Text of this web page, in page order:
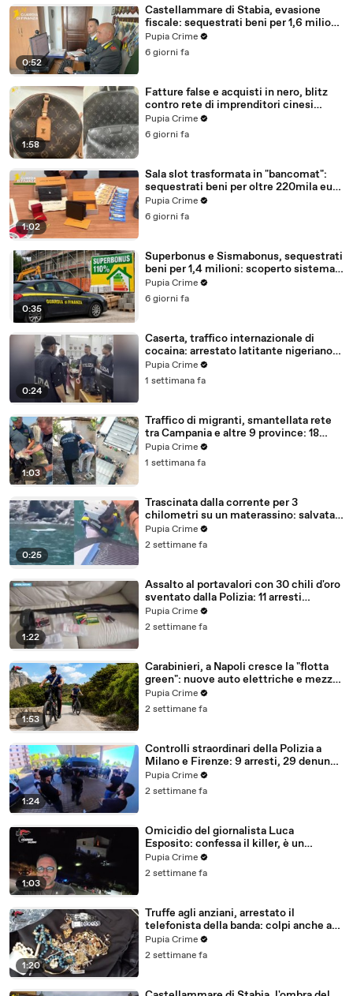
0:52
Castellammare di Stabia, evasione
fiscale: sequestrati beni per 1,6 milioni
ad un consorzio navale (29.07.26)
Pupia Crime
6 giorni fa
1:58
Fatture false e acquisti in nero, blitz
contro rete di imprenditori cinesi
sequestri per 8,5 milioni (29.07.26)
Pupia Crime
6 giorni fa
1:02
Sala slot trasformata in "bancomat":
sequestrati beni per oltre 220mila euro
a due coniugi (29.07.26)
Pupia Crime
6 giorni fa
0:35
Superbonus e Sismabonus, sequestrati
beni per 1,4 milioni: scoperto sistema
con false abitazioni (29.07.26)
Pupia Crime
6 giorni fa
0:24
Caserta, traffico internazionale di
cocaina: arrestato latitante nigeriano
ricercato dal 2019 (28.07.26)
Pupia Crime
1 settimana fa
1:03
Traffico di migranti, smantellata rete
tra Campania e altre 9 province: 18
arresti (27.07.26)
Pupia Crime
1 settimana fa
0:25
Trascinata dalla corrente per 3
chilometri su un materassino: salvata
dalla Polizia (25.07.26)
Pupia Crime
2 settimane fa
1:22
Assalto al portavalori con 30 chili d'oro
sventato dalla Polizia: 11 arresti
(25.07.26)
Pupia Crime
2 settimane fa
1:53
Carabinieri, a Napoli cresce la "flotta
green": nuove auto elettriche e mezzi
sostenibili anche sulle isole (25.07.26)
Pupia Crime
2 settimane fa
1:24
Controlli straordinari della Polizia a
Milano e Firenze: 9 arresti, 29 denunce
e oltre 7mila persone identificate
(25.07.26)
Pupia Crime
2 settimane fa
1:03
Omicidio del giornalista Luca
Esposito: confessa il killer, è un
26enne tunisino (25.07.26)
Pupia Crime
2 settimane fa
1:20
Truffe agli anziani, arrestato il
telefonista della banda: colpi anche ad
Aversa, oltre 300mila euro il bottino
stimato (24.07.26)
Pupia Crime
2 settimane fa